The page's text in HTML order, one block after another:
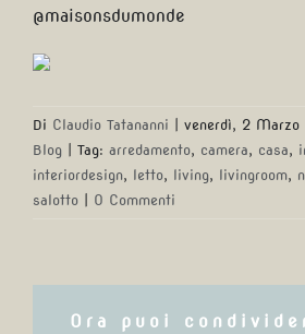
@maisonsdumonde
Di Claudio Tatananni venerdì, 2 Marzo
Blog
Tag: arredamento, camera, casa,
interiordesign, letto, living, livingroom,
salotto
0 Commenti
Ora puoi